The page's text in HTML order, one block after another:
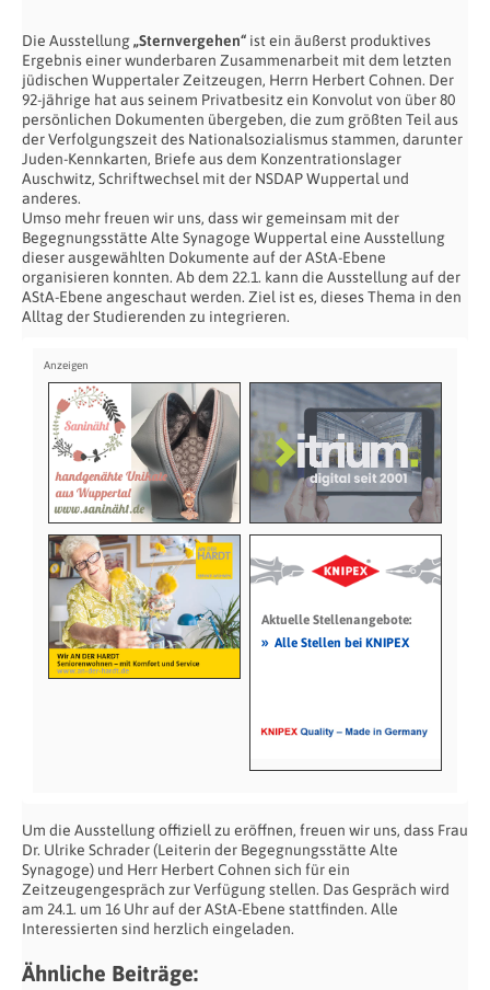
Die Ausstellung„Sternvergehen“ ist ein äußerst produktives
Ergebnis einer wunderbaren Zusammenarbeit mit dem letzten
jüdischen Wuppertaler Zeitzeugen, Herrn Herbert Cohnen. Der
92-jährige hat aus seinem Privatbesitz ein Konvolut von über 80
persönlichen Dokumenten übergeben, die zum größten Teil aus
der Verfolgungszeit des Nationalsozialismus stammen, darunter
Juden-Kennkarten, Briefe aus dem Konzentrationslager
Auschwitz, Schriftwechsel mit der NSDAP Wuppertal und
anderes.
Umso mehr freuen wir uns, dass wir gemeinsam mit der
Begegnungsstätte Alte Synagoge Wuppertal eine Ausstellung
dieser ausgewählten Dokumente auf der AStA-Ebene
organisieren konnten. Ab dem 22.1. kann die Ausstellung auf der
AStA-Ebene angeschaut werden. Ziel ist es, dieses Thema in den
Alltag der Studierenden zu integrieren.
Aktuelle Stellenangebote:
» Alle Stellen bei KNIPEX
Um die Ausstellung offiziell zu eröffnen, freuen wir uns, dass Frau
Dr. Ulrike Schrader (Leiterin der Begegnungsstätte Alte
Synagoge) und Herr Herbert Cohnen sich für ein
Zeitzeugengespräch zur Verfügung stellen. Das Gespräch wird
am 24.1. um 16 Uhr auf der AStA-Ebene stattfinden. Alle
Interessierten sind herzlich eingeladen.
Ähnliche Beiträge: